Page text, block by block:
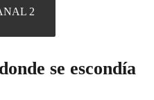
2
se escondía